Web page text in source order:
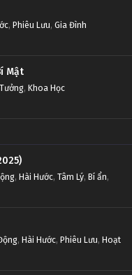
, Phiêu Lưu, Gia Đình
Mật
, Khoa Học
, Hài Hước, Tâm Lý, Bí ẩn,
, Hài Hước, Phiêu Lưu, Hoạt